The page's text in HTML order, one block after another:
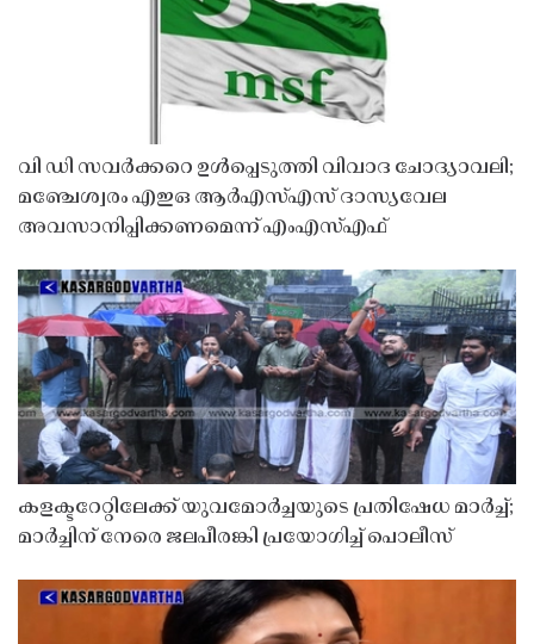
വി ഡി സവർക്കറെ ഉൾപ്പെടുത്തി വിവാദ ചോദ്യാവലി;
മഞ്ചേശ്വരം എഇഒ ആർഎസ്എസ് ദാസ്യവേല
അവസാനിപ്പിക്കണമെന്ന് എംഎസ്എഫ്
കളക്ടറേറ്റിലേക്ക് യുവമോർച്ചയുടെ പ്രതിഷേധ മാർച്ച്;
മാർച്ചിന് നേരെ ജലപീരങ്കി പ്രയോഗിച്ച് പൊലീസ്